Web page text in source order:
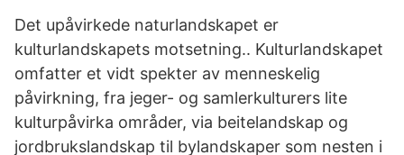
Det upåvirkede naturlandskapet er
kulturlandskapets motsetning.. Kulturlandskapet
omfatter et vidt spekter av menneskelig
påvirkning, fra jeger- og samlerkulturers lite
kulturpåvirka områder, via beitelandskap og
jordbrukslandskap til bylandskaper som nesten i